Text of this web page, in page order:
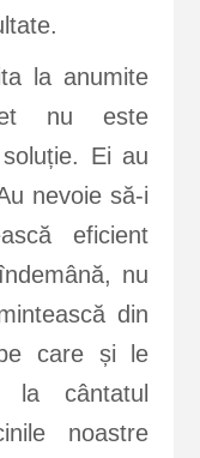
la anumite
nu este
Ei au
nevoie să-i
eficient
nu
din
care și le
cântatul
noastre